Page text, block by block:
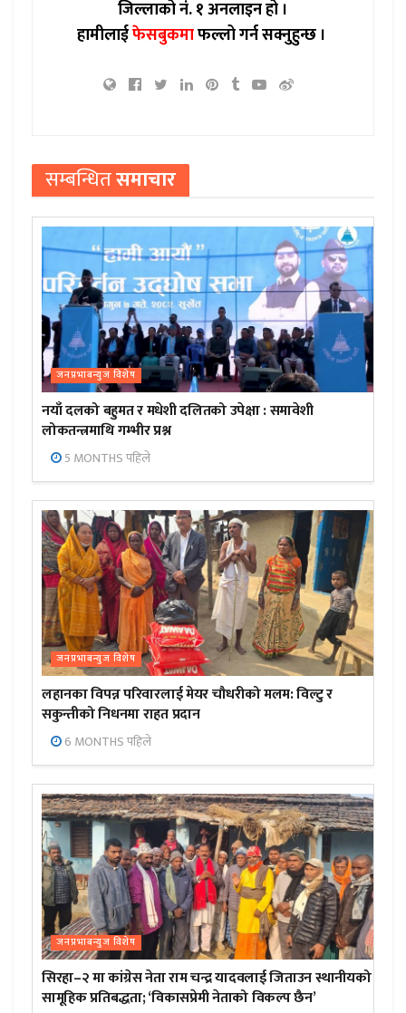
जिल्लाको नं. १ अनलाइन हो ।
हामीलाईफेसबुकमाफल्लो गर्न सक्नुहुन्छ ।
सम्बन्धितसमाचार
जनप्रभाबन्युज विशेष
नयाँ दलको बहुमत र मधेशी दलितको उपेक्षा : समावेशी
लोकतन्त्रमाथि गम्भीर प्रश्न
5 MONTHS पहिले
जनप्रभाबन्युज विशेष
लहानका विपन्न परिवारलाई मेयर चौधरीको मलम: विल्टु र
सकुन्तीको निधनमा राहत प्रदान
6 MONTHS पहिले
जनप्रभाबन्युज विशेष
सिरहा–२ मा कांग्रेस नेता राम चन्द्र यादवलाई जिताउन स्थानीयको
सामूहिक प्रतिबद्धता; ‘विकासप्रेमी नेताको विकल्प छैन’